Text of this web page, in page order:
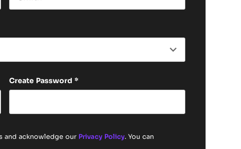
Create Password *
and acknowledge our Privacy Policy. You can